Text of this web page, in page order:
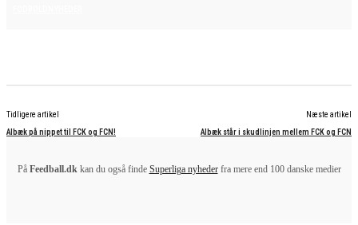
Tidligere artikel
Albæk på nippet til FCK og FCN!
Næste artikel
Albæk står i skudlinjen mellem FCK og FCN
På Feedball.dkkan du også finde Superliga nyhederfra mere end 100 danske medier